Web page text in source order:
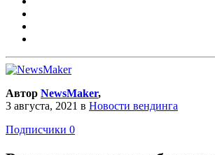
Автор NewsMaker,
3 августа, 2021 в Новости вендинга
Подписчики 0